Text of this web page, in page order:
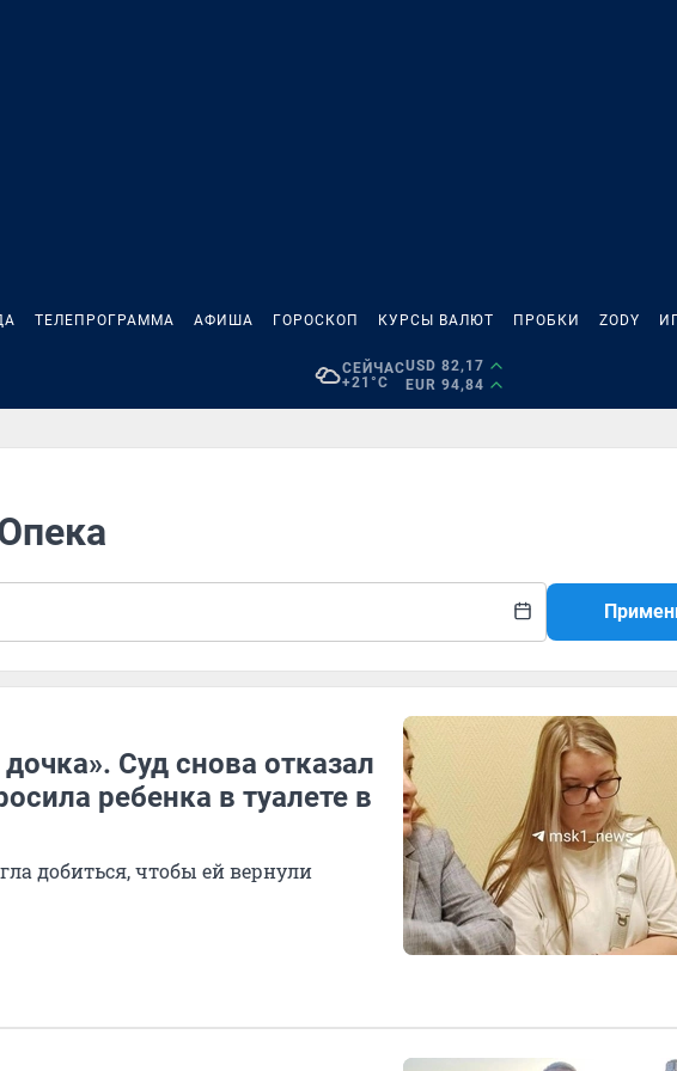
ТЕЛЕПРОГРАММА АФИША ГОРОСКОП КУРСЫ ВАЛЮТ ПРОБКИ ZODY
СЕЙЧАС
+21°C
USD 82,17
EUR 94,84
Суд снова отказал
ребенка в туалете в
добиться, чтобы ей вернули